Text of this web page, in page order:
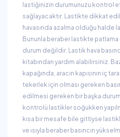
lastiğinizin durumunuzu kontrol
sağlayacaktır. Lastikte dikkat
havasında azalma olduğu halde
Bununla beraber lastikte patlama
durum değildir. Lastik hava
kitabından yardım alabilirsiniz.
kapağında, aracın kapısının iç
tekerlek için olması gereken
edilmesi gereken bir başka
kontrolü lastikler soğukken
kısa bir mesafe bile gittiyse
ve ısıyla beraber basıncın